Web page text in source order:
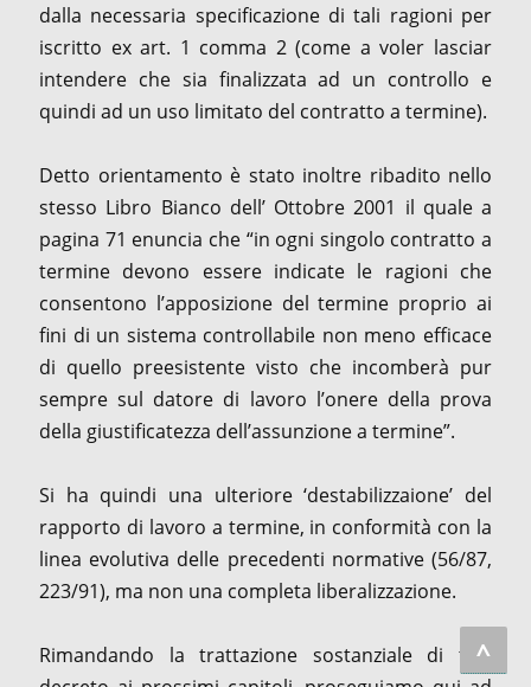
dalla necessaria specificazione di tali ragioni per
iscritto ex art. 1 comma 2 (come a voler lasciar
intendere che sia finalizzata ad un controllo e
quindi ad un uso limitato del contratto a termine).
Detto orientamento è stato inoltre ribadito nello
stesso Libro Bianco dell’ Ottobre 2001 il quale a
pagina 71 enuncia che “in ogni singolo contratto a
termine devono essere indicate le ragioni che
consentono l’apposizione del termine proprio ai
fini di un sistema controllabile non meno efficace
di quello preesistente visto che incomberà pur
sempre sul datore di lavoro l’onere della prova
della giustificatezza dell’assunzione a termine”.
Si ha quindi una ulteriore ‘destabilizzaione’ del
rapporto di lavoro a termine, in conformità con la
linea evolutiva delle precedenti normative (56/87,
223/91), ma non una completa liberalizzazione.
Rimandando la trattazione sostanziale di tale
^